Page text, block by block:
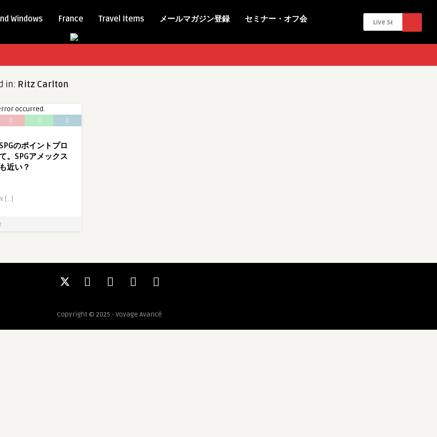
Windows France Travel Items メールマガジン登録 セミナー・オフ会
in: Ritz Carlton
のポイントプロ
。SPGアメックス
近い？
[…]
Copyright © 2025 - Voyage Avancé